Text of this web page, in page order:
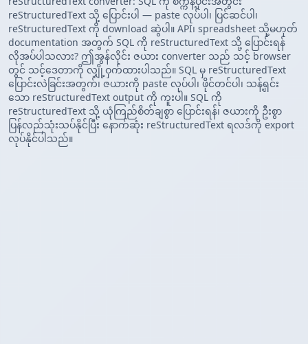
reStructuredText သို့ ပြောင်းပါ — paste လုပ်ပါ၊ ပြင်ဆင်ပါ၊
reStructuredText ကို download ဆွဲပါ။ API၊ spreadsheet သို့မဟုတ်
documentation အတွက် SQL ကို reStructuredText သို့ ပြောင်းရန်
လိုအပ်ပါသလား? ဤအွန်လိုင်း ဇယား converter သည် သင့် browser
တွင် သင့်ဒေတာကို လျှို့ဝှက်ထားပါသည်။ SQL မှ reStructuredText
ပြောင်းလဲခြင်းအတွက်၊ ဇယားကို paste လုပ်ပါ၊ ဖိုင်တင်ပါ၊ သန့်ရှင်း
သော reStructuredText output ကို ကူးပါ။ SQL ကို
reStructuredText သို့ ယုံကြည်စိတ်ချစွာ ပြောင်းရန်၊ ဇယားကို ဦးစွာ
ပြန်လည်သုံးသပ်နိုင်ပြီး နောက်ဆုံး reStructuredText ရလဒ်ကို export
လုပ်နိုင်ပါသည်။